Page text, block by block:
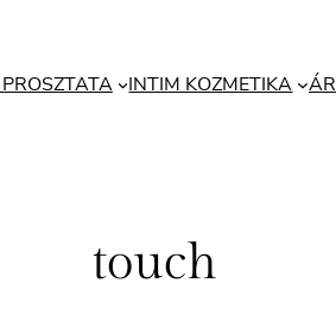
INTIM KOZMETIKA
touch